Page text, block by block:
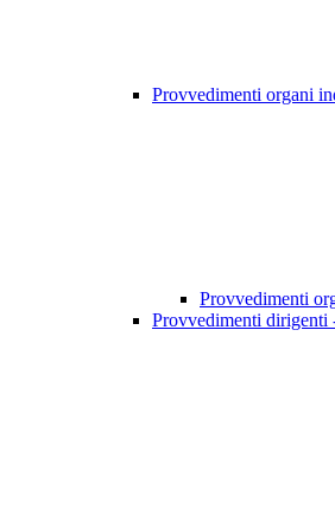
Provvedimenti organi
Provvedimenti
Provvedimenti dirigenti